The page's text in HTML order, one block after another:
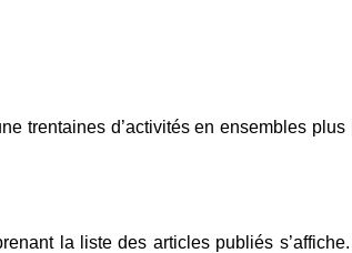
trentaines d’activités en ensembles
la liste des articles publiés